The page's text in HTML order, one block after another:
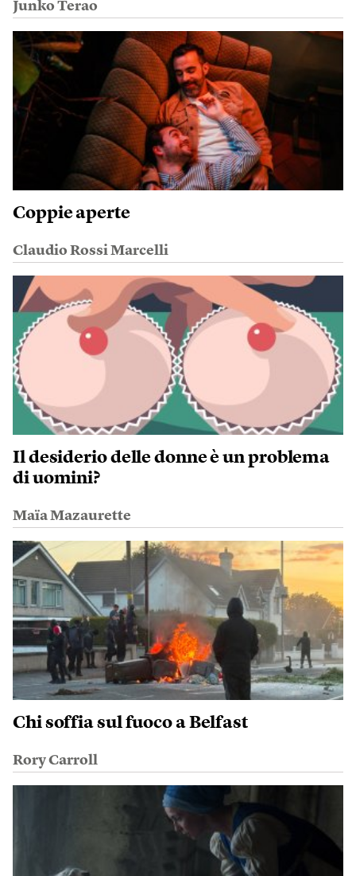
Junko Terao
Coppie aperte
Claudio Rossi Marcelli
Il desiderio delle donne è un problema
di uomini?
Maïa Mazaurette
Chi soffia sul fuoco a Belfast
Rory Carroll